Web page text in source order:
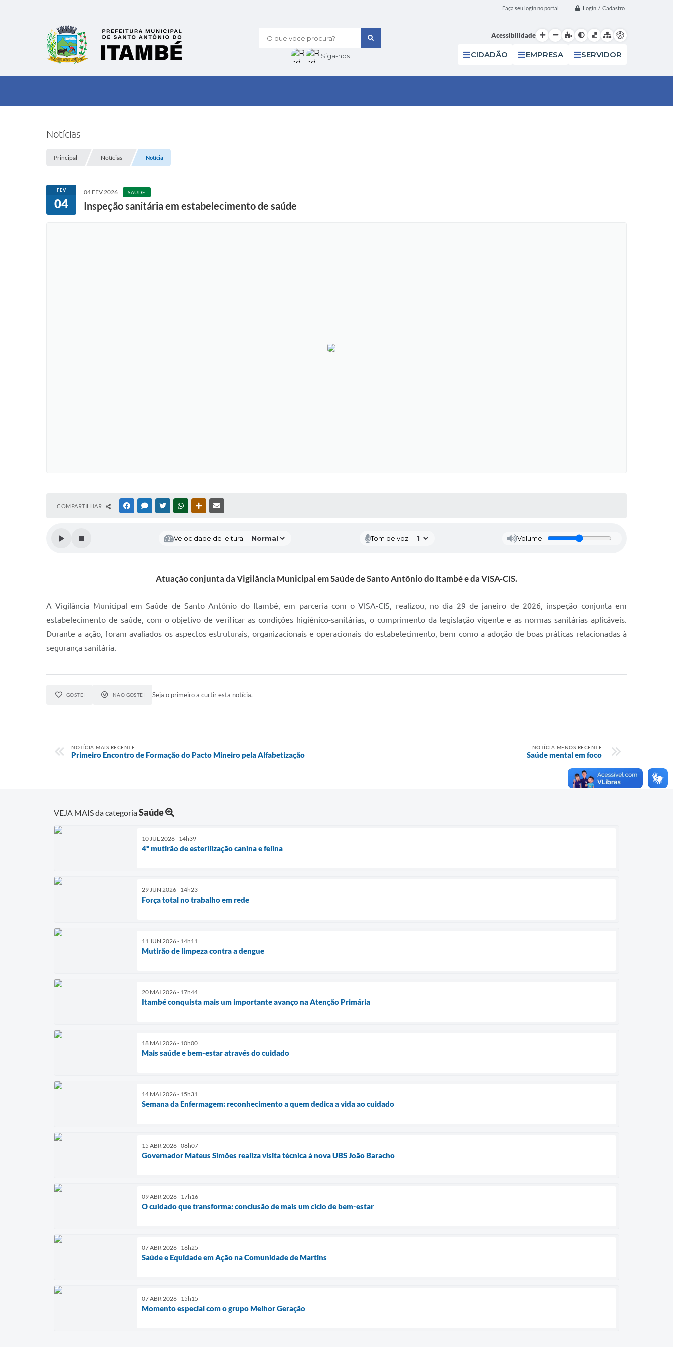
Faça seu login no portal Login / Cadastro
O que voce procura?
Siga-nos
Acessibilidade
CIDADÃO EMPRESA SERVIDOR
Notícias
Principal Notícias Notícia
FEV
04
04 FEV 2026 SAÚDE
Inspeção sanitária em estabelecimento de saúde
COMPARTILHAR FACEBOOKMESSENGER
TWITTERWHATSAPPOUTRAS MÍDIAS
Velocidade de leitura: Tom de voz: Volume
Atuação conjunta da Vigilância Municipal em Saúde de Santo Antônio do Itambé e da VISA-CIS.
A Vigilância Municipal em Saúde de Santo Antônio do Itambé, em parceria com o VISA-CIS, realizou, no dia 29 de janeiro de 2026, inspeção conjunta em
estabelecimento de saúde, com o objetivo de verificar as condições higiênico-sanitárias, o cumprimento da legislação vigente e as normas sanitárias aplicáveis.
Durante a ação, foram avaliados os aspectos estruturais, organizacionais e operacionais do estabelecimento, bem como a adoção de boas práticas relacionadas à
segurança sanitária.
GOSTEI NÃO GOSTEI Seja o primeiro a curtir esta notícia.
NOTÍCIA MAIS RECENTE
Primeiro Encontro de Formação do Pacto Mineiro pela Alfabetização
NOTÍCIA MENOS RECENTE
Saúde mental em foco
VEJA MAIS da categoriaSaúde
10 JUL 2026 - 14h39
4º mutirão de esterilização canina e felina
29 JUN 2026 - 14h23
Força total no trabalho em rede
11 JUN 2026 - 14h11
Mutirão de limpeza contra a dengue
20 MAI 2026 - 17h44
Itambé conquista mais um importante avanço na Atenção Primária
18 MAI 2026 - 10h00
Mais saúde e bem-estar através do cuidado
14 MAI 2026 - 15h31
Semana da Enfermagem: reconhecimento a quem dedica a vida ao cuidado
15 ABR 2026 - 08h07
Governador Mateus Simões realiza visita técnica à nova UBS João Baracho
09 ABR 2026 - 17h16
O cuidado que transforma: conclusão de mais um ciclo de bem-estar
07 ABR 2026 - 16h25
Saúde e Equidade em Ação na Comunidade de Martins
07 ABR 2026 - 15h15
Momento especial com o grupo Melhor Geração